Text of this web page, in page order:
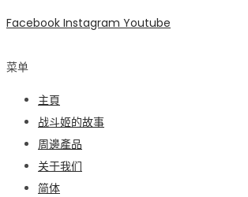
Facebook Instagram Youtube
菜单
主頁
战斗姬的故事
周邊產品
关于我们
简体